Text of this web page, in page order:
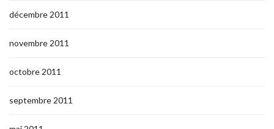
décembre 2011
novembre 2011
octobre 2011
septembre 2011